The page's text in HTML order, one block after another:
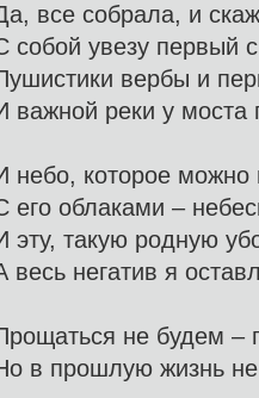
все собрала, и
собой увезу первый
вербы и
важной реки у моста
небо, которое можно
его облаками –
эту, такую родную
весь негатив я
не будем –
в прошлую жизнь